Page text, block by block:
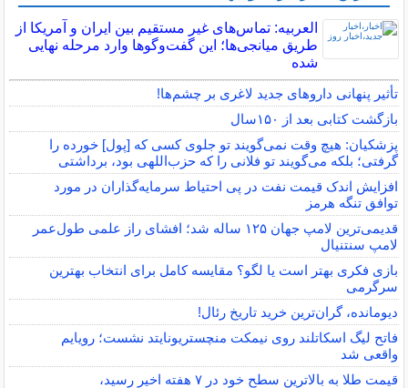
العربیه: تماس‌های غیر مستقیم بین ایران و آمریکا از
طریق میانجی‌ها؛ این گفت‌و‌گو‌ها وارد مرحله نهایی
شده
تأثیر پنهانی داروهای جدید لاغری بر چشم‌ها!
بازگشت کتابی بعد از ۱۵۰سال
پزشکیان: هیچ وقت نمی‌گویند تو جلوی کسی که [پول] خورده را
گرفتی؛ بلکه می‌گویند تو فلانی را که حزب‌اللهی بود، برداشتی
افزایش اندک قیمت نفت در پی احتیاط سرمایه‌گذاران در مورد
توافق تنگه هرمز
قدیمی‌ترین لامپ جهان ۱۲۵ ساله شد؛ افشای راز علمی طول‌عمر
لامپ سنتنیال
بازی فکری بهتر است یا لگو؟ مقایسه کامل برای انتخاب بهترین
سرگرمی
دیومانده، گران‌ترین خرید تاریخ رئال!
فاتح لیگ اسکاتلند روی نیمکت منچستریونایتد نشست؛ رویایم
واقعی شد
قیمت طلا به بالاترین سطح خود در ۷ هفته اخیر رسید،